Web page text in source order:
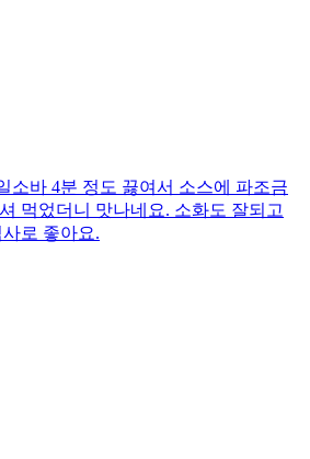
소바 4분 정도 끓여서 소스에 파조금
먹었더니 맛나네요. 소화도 잘되고
로 좋아요.